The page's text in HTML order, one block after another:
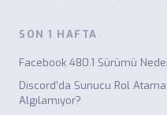
SON 1 HAFTA
Facebook 480.1 Sürümü
Discord'da Sunucu Rol
Algılamıyor?